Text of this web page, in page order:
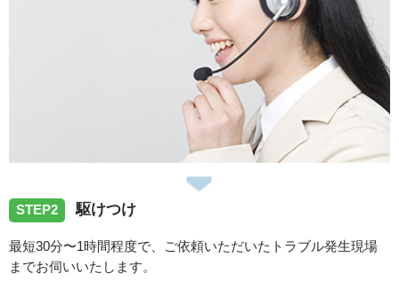
鳥取県鳥取市横枕へ洗面台交換にお伺いしました。
鳥取県鳥取市若葉台南へ台所蛇口の交換にお伺いしまし
た。
2025/12/18
STEP2 駆けつけ
最短30分〜1時間程度で、ご依頼いただいたトラブル発生現場
までお伺いいたします。